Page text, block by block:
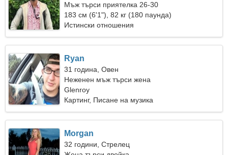
Мъж търси приятелка 26-30
183 см (6'1"), 82 кг (180 паунда)
Истински отношения
Ryan
31 година, Овен
Неженен мъж търси жена
Glenroy
Картинг, Писане на музика
Morgan
32 години, Стрелец